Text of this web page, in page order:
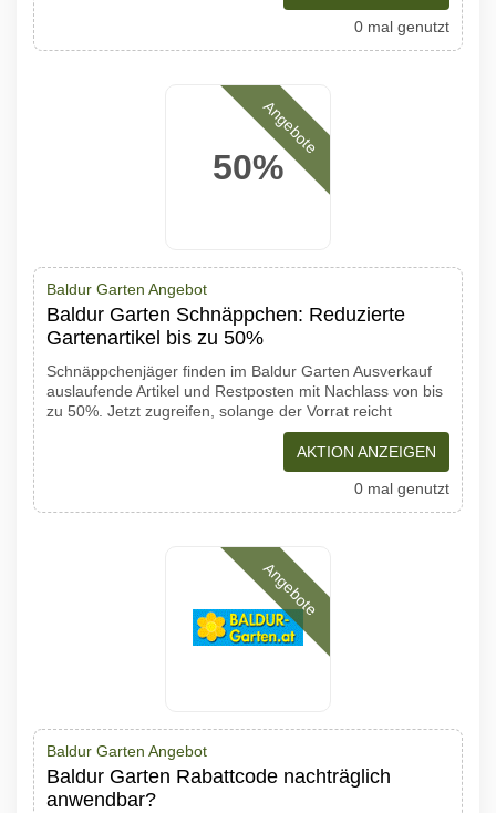
0 mal genutzt
50%
Angebote
Baldur Garten Angebot
Baldur Garten Schnäppchen: Reduzierte
Gartenartikel bis zu 50%
Schnäppchenjäger finden im Baldur Garten Ausverkauf
auslaufende Artikel und Restposten mit Nachlass von bis
zu 50%. Jetzt zugreifen, solange der Vorrat reicht
AKTION ANZEIGEN
0 mal genutzt
Angebote
Baldur Garten Angebot
Baldur Garten Rabattcode nachträglich
anwendbar?